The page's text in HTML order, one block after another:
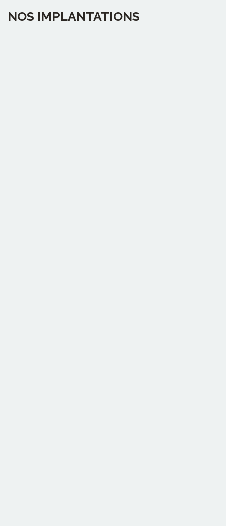
NOS IMPLANTATIONS